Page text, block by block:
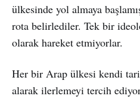
ülkesinde yol almaya
rota belirlediler. Tek bir
olarak hareket etmiyorlar.
Her bir Arap ülkesi kendi
alarak ilerlemeyi tercih